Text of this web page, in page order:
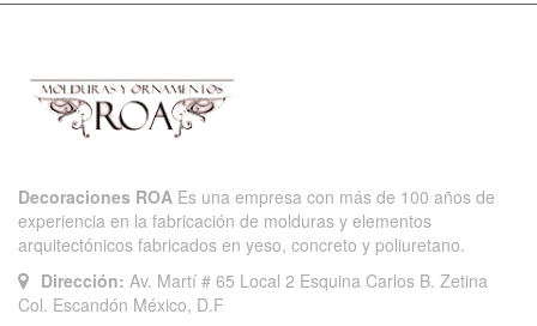
Decoraciones ROA Es una empresa con más de 100 años de
experiencia en la fabricación de molduras y elementos
arquitectónicos fabricados en yeso, concreto y poliuretano.
Dirección: Av. Martí # 65 Local 2 Esquina Carlos B. Zetina
Col. Escandón México, D.F